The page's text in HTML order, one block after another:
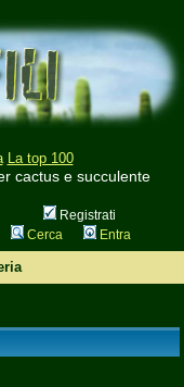
La top 100
cactus e succulente
Registrati
Cerca Entra